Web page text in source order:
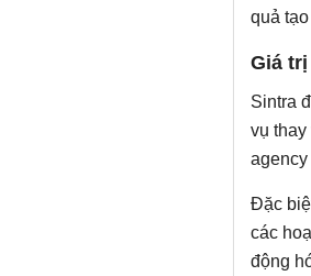
quả
Giá
Sintra
vụ
Đặc
các
động